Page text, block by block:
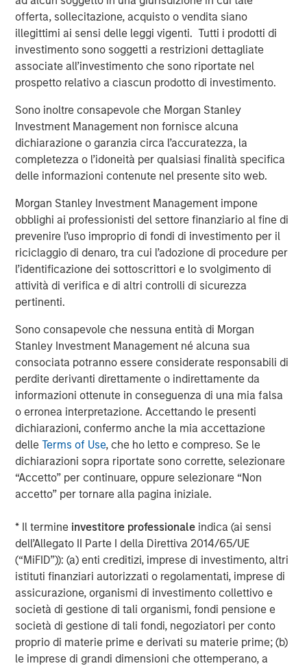
offerta, sollecitazione, acquisto o vendita siano
illegittimi ai sensi delle leggi vigenti. Tutti i prodotti di
investimento sono soggetti a restrizioni dettagliate
associate all’investimento che sono riportate nel
prospetto relativo a ciascun prodotto di investimento.
Sono inoltre consapevole che Morgan Stanley
Investment Management non fornisce alcuna
dichiarazione o garanzia circa l’accuratezza, la
completezza o l’idoneità per qualsiasi finalità specifica
delle informazioni contenute nel presente sito web.
Morgan Stanley Investment Management impone
obblighi ai professionisti del settore finanziario al fine di
prevenire l’uso improprio di fondi di investimento per il
riciclaggio di denaro, tra cui l’adozione di procedure per
l’identificazione dei sottoscrittori e lo svolgimento di
attività di verifica e di altri controlli di sicurezza
pertinenti.
Sono consapevole che nessuna entità di Morgan
Stanley Investment Management né alcuna sua
consociata potranno essere considerate responsabili di
perdite derivanti direttamente o indirettamente da
informazioni ottenute in conseguenza di una mia falsa
o erronea interpretazione. Accettando le presenti
dichiarazioni, confermo anche la mia accettazione
delleTerms of Use, che ho letto e compreso. Se le
dichiarazioni sopra riportate sono corrette, selezionare
“Accetto” per continuare, oppure selezionare “Non
accetto” per tornare alla pagina iniziale.
* Il termine investitore professionale indica (ai sensi
dell’Allegato II Parte I della Direttiva 2014/65/UE
(“MiFID”)): (a) enti creditizi, imprese di investimento, altri
istituti finanziari autorizzati o regolamentati, imprese di
assicurazione, organismi di investimento collettivo e
società di gestione di tali organismi, fondi pensione e
società di gestione di tali fondi, negoziatori per conto
proprio di materie prime e derivati su materie prime; (b)
le imprese di grandi dimensioni che ottemperano, a
Calvert has one of the industry's largest and most diverse
teams of ESG professionals, spanning research,
engagement and investment solutions.
Approfondimenti correlati
INVESTIMENTI SOSTENIBILI
2025 Stewardship Report
PRESS RELEASE
Morgan Stanley Investment Management
Launches ESG Strategies Across Europe
Managed by Calvert Research and
Management
The Author
Anthony Eames
Managing Director
Approfondimenti in primo
piano